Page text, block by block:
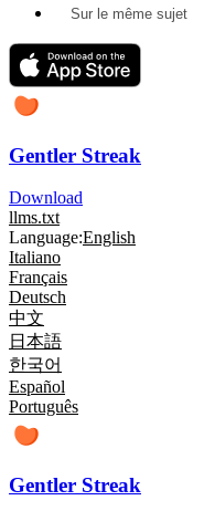
Sur le même sujet
Gentler Streak
Download
llms.txt
Language:English
Italiano
Français
Deutsch
中文
日本語
한국어
Español
Português
Gentler Streak